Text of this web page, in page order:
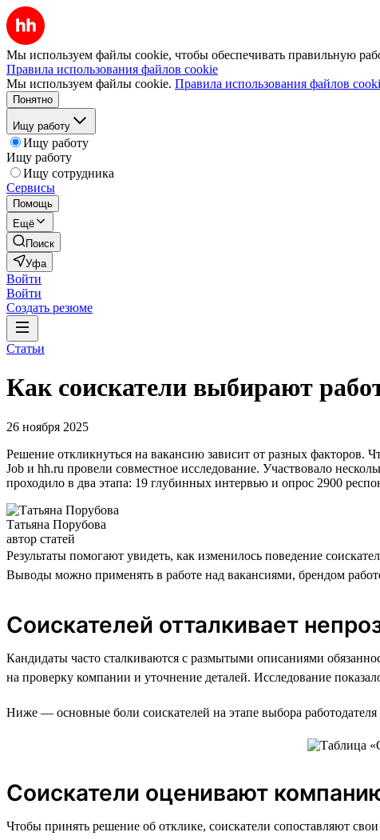
Мы используем файлы cookie, чтобы обеспечивать правильную
Правила использования файлов cookie
Мы используем файлы cookie. Правила использования файлов
Понятно
Ищу работу
Ищу работу
Ищу работу
Ищу сотрудника
Сервисы
Помощь
Ещё
Поиск
Уфа
Войти
Войти
Создать резюме
Статьи
Как соискатели выбирают
26 ноября 2025
Решение откликнуться на вакансию зависит от разных факторов.
Job и hh.ru провели совместное исследование. Участвовало
проходило в два этапа: 19 глубинных интервью и опрос 2900
Татьяна Порубова
автор статей
Результаты помогают увидеть, как изменилось поведение
Выводы можно применять в работе над вакансиями, брендом
Соискателей отталкивает
Кандидаты часто сталкиваются с размытыми описаниями
на проверку компании и уточнение деталей. Исследование
Ниже — основные боли соискателей на этапе выбора
Соискатели оценивают
Чтобы принять решение об отклике, соискатели сопоставляют